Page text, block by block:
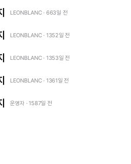
LEONBLANC · 663일 전
LEONBLANC · 1352일 전
LEONBLANC · 1353일 전
LEONBLANC · 1361일 전
운영자 · 1587일 전